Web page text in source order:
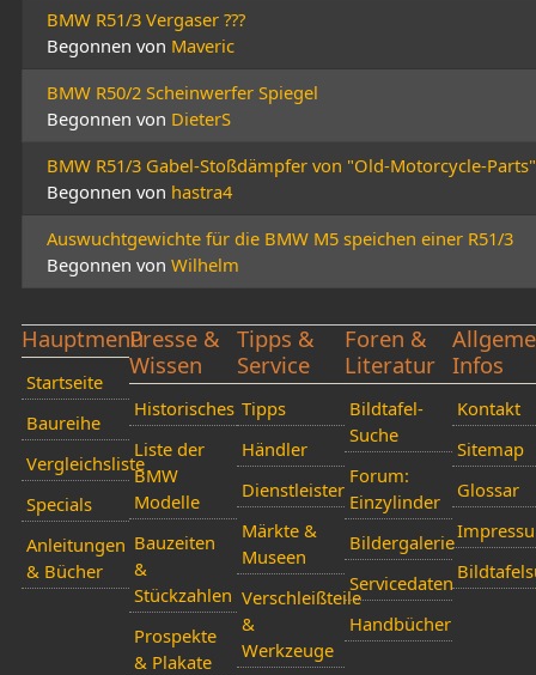
BMW R51/3 Vergaser ???
Begonnen von Maveric
BMW R50/2 Scheinwerfer Spiegel
Begonnen von DieterS
BMW R51/3 Gabel-Stoßdämpfer von "Old-Motorcycle-Parts"
Begonnen von hastra4
Auswuchtgewichte für die BMW M5 speichen einer R51/3
Begonnen von Wilhelm
Hauptmenü
Startseite
Baureihe
Vergleichsliste
Specials
Anleitungen
& Bücher
Presse &
Wissen
Historisches
Liste der
BMW
Modelle
Bauzeiten
&
Stückzahlen
Prospekte
& Plakate
Tipps &
Service
Tipps
Händler
Dienstleister
Märkte &
Museen
Verschleißteile
&
Werkzeuge
Foren &
Literatur
Bildtafel-
Suche
Forum:
Einzylinder
Bildergalerie
Servicedaten
Handbücher
Infos
Kontakt
Sitemap
Glossar